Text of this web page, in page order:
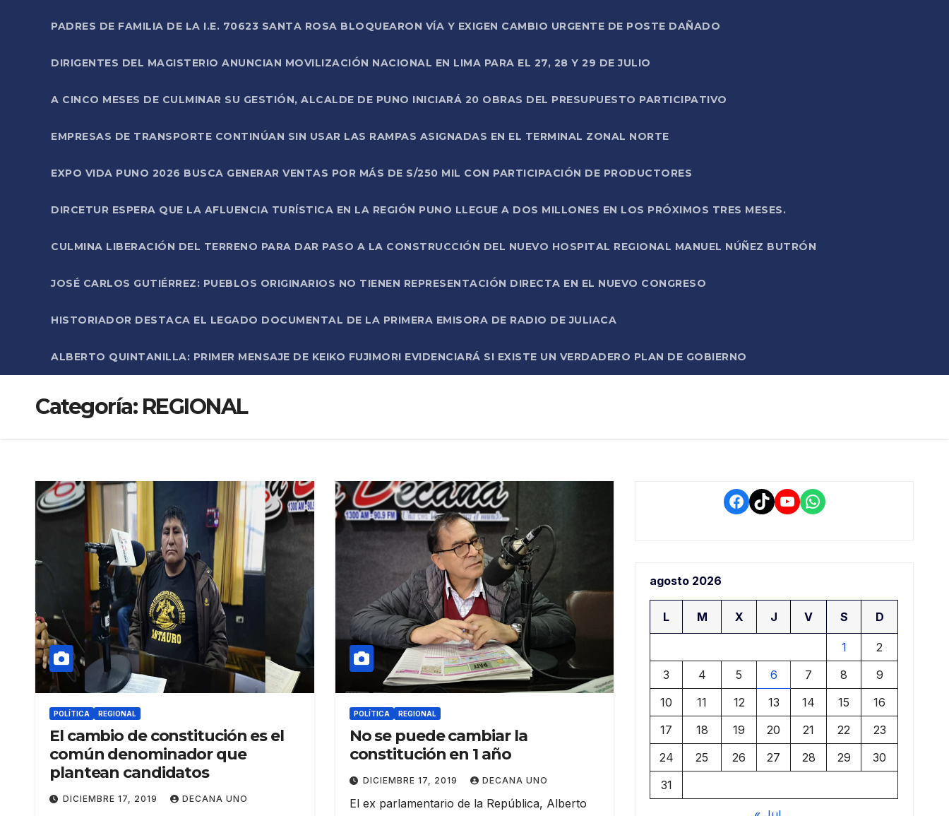
PADRES DE FAMILIA DE LA I.E. 70623 SANTA ROSA BLOQUEARON VÍA Y EXIGEN CAMBIO URGENTE DE POSTE DAÑADO
DIRIGENTES DEL MAGISTERIO ANUNCIAN MOVILIZACIÓN NACIONAL EN LIMA PARA EL 27, 28 Y 29 DE JULIO
A CINCO MESES DE CULMINAR SU GESTIÓN, ALCALDE DE PUNO INICIARÁ 20 OBRAS DEL PRESUPUESTO PARTICIPATIVO
EMPRESAS DE TRANSPORTE CONTINÚAN SIN USAR LAS RAMPAS ASIGNADAS EN EL TERMINAL ZONAL NORTE
EXPO VIDA PUNO 2026 BUSCA GENERAR VENTAS POR MÁS DE S/250 MIL CON PARTICIPACIÓN DE PRODUCTORES
DIRCETUR ESPERA QUE LA AFLUENCIA TURÍSTICA EN LA REGIÓN PUNO LLEGUE A DOS MILLONES EN LOS PRÓXIMOS TRES MESES.
CULMINA LIBERACIÓN DEL TERRENO PARA DAR PASO A LA CONSTRUCCIÓN DEL NUEVO HOSPITAL REGIONAL MANUEL NÚÑEZ BUTRÓN
JOSÉ CARLOS GUTIÉRREZ: PUEBLOS ORIGINARIOS NO TIENEN REPRESENTACIÓN DIRECTA EN EL NUEVO CONGRESO
HISTORIADOR DESTACA EL LEGADO DOCUMENTAL DE LA PRIMERA EMISORA DE RADIO DE JULIACA
ALBERTO QUINTANILLA: PRIMER MENSAJE DE KEIKO FUJIMORI EVIDENCIARÁ SI EXISTE UN VERDADERO PLAN DE GOBIERNO
Categoría: REGIONAL
POLÍTICA REGIONAL
El cambio de constitución es el
común denominador que
plantean candidatos
DICIEMBRE 17, 2019 DECANA UNO
POLÍTICA REGIONAL
No se puede cambiar la
constitución en 1 año
DICIEMBRE 17, 2019 DECANA UNO
El ex parlamentario de la República, Alberto
Facebook
TikTokYouTube
WhatsApp
agosto 2026
L M X J V S D
1
2
3
4 5 6 7 8
9
10
11 12 13 14 15
16
17
18 19 20 21 22
23
24
25 26 27 28 29
30
31